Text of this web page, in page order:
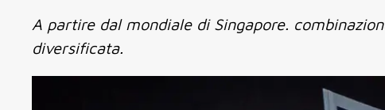
A partire dal mondiale di Singapore.
diversificata.